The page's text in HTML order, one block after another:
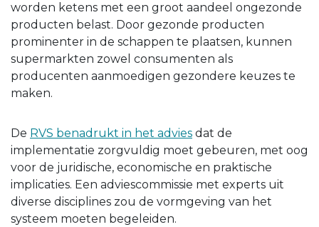
worden ketens met een groot aandeel ongezonde
producten belast. Door gezonde producten
prominenter in de schappen te plaatsen, kunnen
supermarkten zowel consumenten als
producenten aanmoedigen gezondere keuzes te
maken.
De RVS benadrukt in het advies dat de
implementatie zorgvuldig moet gebeuren, met oog
voor de juridische, economische en praktische
implicaties. Een adviescommissie met experts uit
diverse disciplines zou de vormgeving van het
systeem moeten begeleiden.